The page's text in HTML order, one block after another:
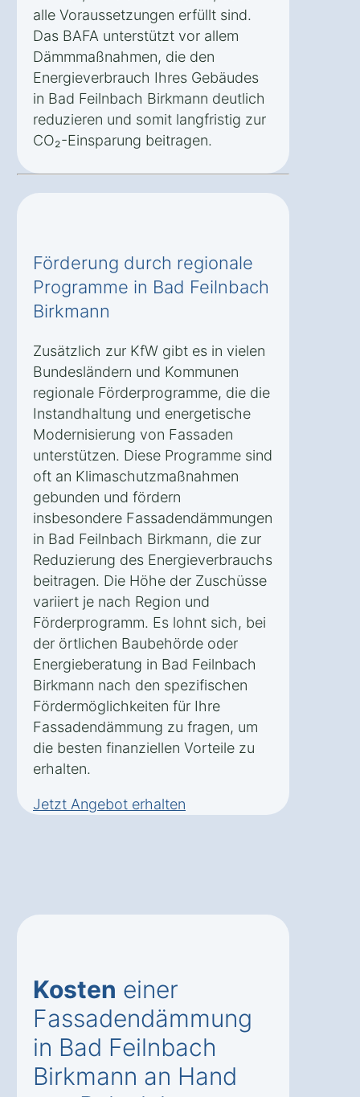
alle Voraussetzungen erfüllt sind.
Das BAFA unterstützt vor allem
Dämmmaßnahmen, die den
Energieverbrauch Ihres Gebäudes
in Bad Feilnbach Birkmann deutlich
reduzieren und somit langfristig zur
CO₂-Einsparung beitragen.
Förderung durch regionale
Programme in Bad Feilnbach
Birkmann
Zusätzlich zur KfW gibt es in vielen
Bundesländern und Kommunen
regionale Förderprogramme, die die
Instandhaltung und energetische
Modernisierung von Fassaden
unterstützen. Diese Programme sind
oft an Klimaschutzmaßnahmen
gebunden und fördern
insbesondere Fassadendämmungen
in Bad Feilnbach Birkmann, die zur
Reduzierung des Energieverbrauchs
beitragen. Die Höhe der Zuschüsse
variiert je nach Region und
Förderprogramm. Es lohnt sich, bei
der örtlichen Baubehörde oder
Energieberatung in Bad Feilnbach
Birkmann nach den spezifischen
Fördermöglichkeiten für Ihre
Fassadendämmung zu fragen, um
die besten finanziellen Vorteile zu
erhalten.
Jetzt Angebot erhalten
Kosten einer
Fassadendämmung
in Bad Feilnbach
Birkmann an Hand